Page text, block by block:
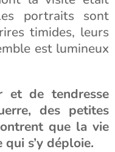
portraits sont
timides, leurs
est lumineux
et de tendresse
des petites
que la vie
qui s’y déploie.